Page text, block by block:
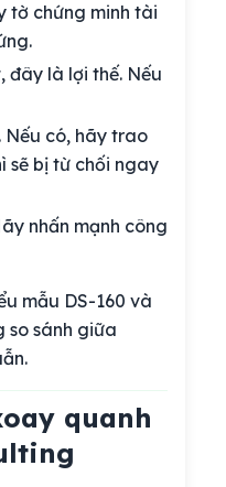
tờ chứng minh tài
đây là lợi thế. Nếu
Nếu có, hãy trao
sẽ bị từ chối ngay
nhấn mạnh công
mẫu DS-160 và
so sánh giữa
quanh